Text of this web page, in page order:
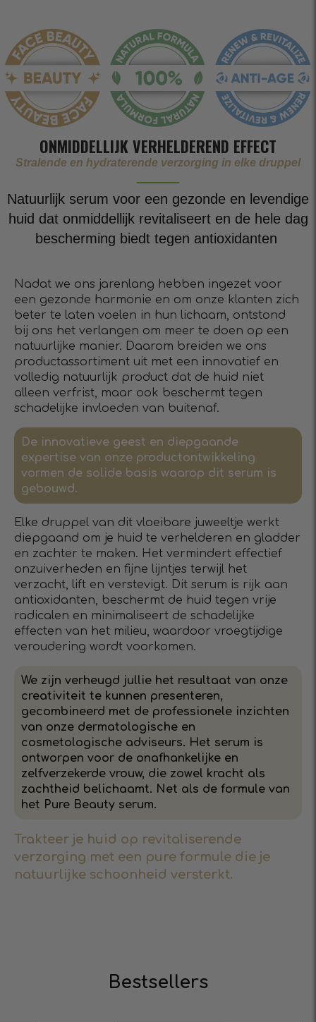
ONMIDDELLIJK VERHELDEREND EFFECT
Stralende en hydraterende verzorging in elke druppel
Natuurlijk serum voor een gezonde en levendige
huid dat onmiddellijk revitaliseert en de hele dag
bescherming biedt tegen antioxidanten
Nadat we ons jarenlang hebben ingezet voor
een gezonde harmonie en om onze klanten zich
beter te laten voelen in hun lichaam, ontstond
bij ons het verlangen om meer te doen op een
natuurlijke manier. Daarom breiden we ons
productassortiment uit met een innovatief en
volledig natuurlijk product dat de huid niet
alleen verfrist, maar ook beschermt tegen
schadelijke invloeden van buitenaf.
De innovatieve geest en diepgaande
expertise van onze productontwikkeling
vormen de solide basis waarop dit serum is
gebouwd.
Elke druppel van dit vloeibare juweeltje werkt
diepgaand om je huid te verhelderen en gladder
en zachter te maken. Het vermindert effectief
onzuiverheden en fijne lijntjes terwijl het
verzacht, lift en verstevigt. Dit serum is rijk aan
antioxidanten, beschermt de huid tegen vrije
radicalen en minimaliseert de schadelijke
effecten van het milieu, waardoor vroegtijdige
veroudering wordt voorkomen.
We zijn verheugd jullie het resultaat van onze
creativiteit te kunnen presenteren,
gecombineerd met de professionele inzichten
van onze dermatologische en
cosmetologische adviseurs. Het serum is
ontworpen voor de onafhankelijke en
zelfverzekerde vrouw, die zowel kracht als
zachtheid belichaamt. Net als de formule van
het Pure Beauty serum.
Trakteer je huid op revitaliserende
verzorging met een pure formule die je
natuurlijke schoonheid versterkt.
Bestsellers